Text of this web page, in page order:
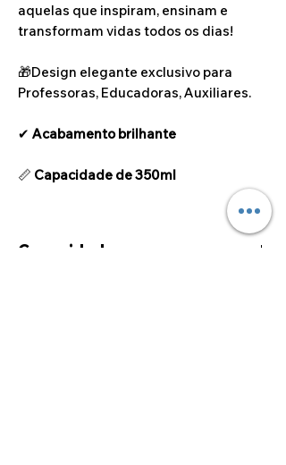
aquelas que inspiram, ensinam e
transformam vidas todos os dias!
🎁Design elegante exclusivo para
Professoras, Educadoras, Auxiliares.
✔ Acabamento brilhante
📏 Capacidade de 350ml
Capacidade